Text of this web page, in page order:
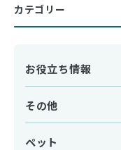
カテゴリー
お役立ち情報
その他
ペット